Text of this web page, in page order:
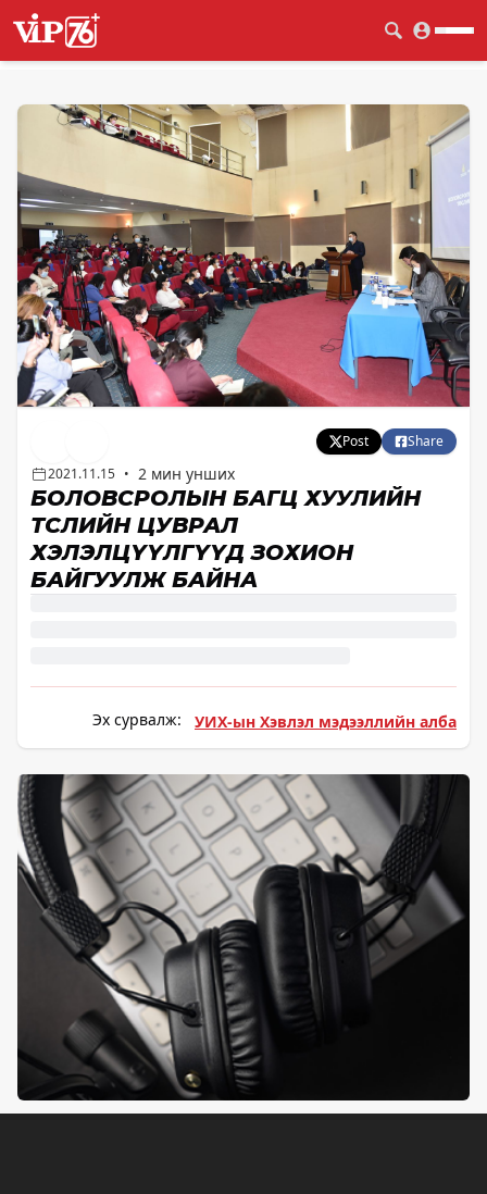
Post
Share
2021.11.15 • 2 мин унших
БОЛОВСРОЛЫН БАГЦ ХУУЛИЙН
ТӨСЛИЙН ЦУВРАЛ
ХЭЛЭЛЦҮҮЛГҮҮД ЗОХИОН
БАЙГУУЛЖ БАЙНА
Эх сурвалж: УИХ-ын Хэвлэл мэдээллийн алба